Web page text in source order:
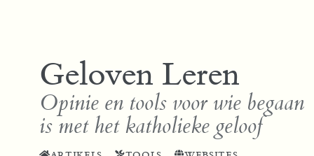
Geloven Leren
Opinie en tools voor wie begaan
is met het katholieke geloof